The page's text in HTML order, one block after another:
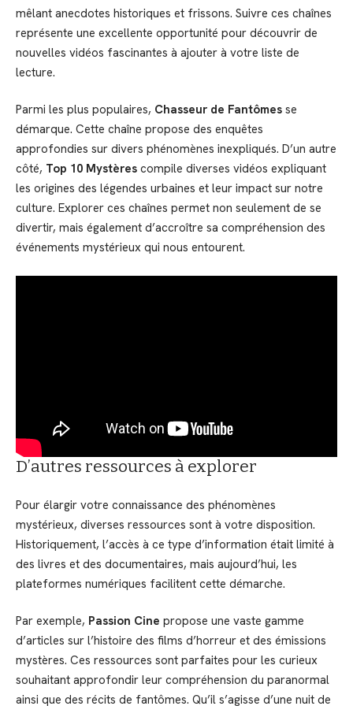
mêlant anecdotes historiques et frissons. Suivre ces chaînes
représente une excellente opportunité pour découvrir de
nouvelles vidéos fascinantes à ajouter à votre liste de
lecture.
Parmi les plus populaires, Chasseur de Fantômes se
démarque. Cette chaîne propose des enquêtes
approfondies sur divers phénomènes inexpliqués. D’un autre
côté, Top 10 Mystères compile diverses vidéos expliquant
les origines des légendes urbaines et leur impact sur notre
culture. Explorer ces chaînes permet non seulement de se
divertir, mais également d’accroître sa compréhension des
événements mystérieux qui nous entourent.
D’autres ressources à explorer
Pour élargir votre connaissance des phénomènes
mystérieux, diverses ressources sont à votre disposition.
Historiquement, l’accès à ce type d’information était limité à
des livres et des documentaires, mais aujourd’hui, les
plateformes numériques facilitent cette démarche.
Par exemple, Passion Cine propose une vaste gamme
d’articles sur l’histoire des films d’horreur et des émissions
mystères. Ces ressources sont parfaites pour les curieux
souhaitant approfondir leur compréhension du paranormal
ainsi que des récits de fantômes. Qu’il s’agisse d’une nuit de